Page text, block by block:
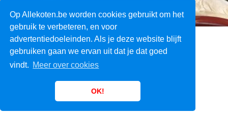
Op Allekoten.be worden cookies gebruikt om het
gebruik te verbeteren, en voor
advertentiedoeleinden. Als je deze website blijft
gebruiken gaan we ervan uit dat je dat goed
vindt. Meer over cookies
OK!
Over ons
Voorwaarden
F.A.Q.